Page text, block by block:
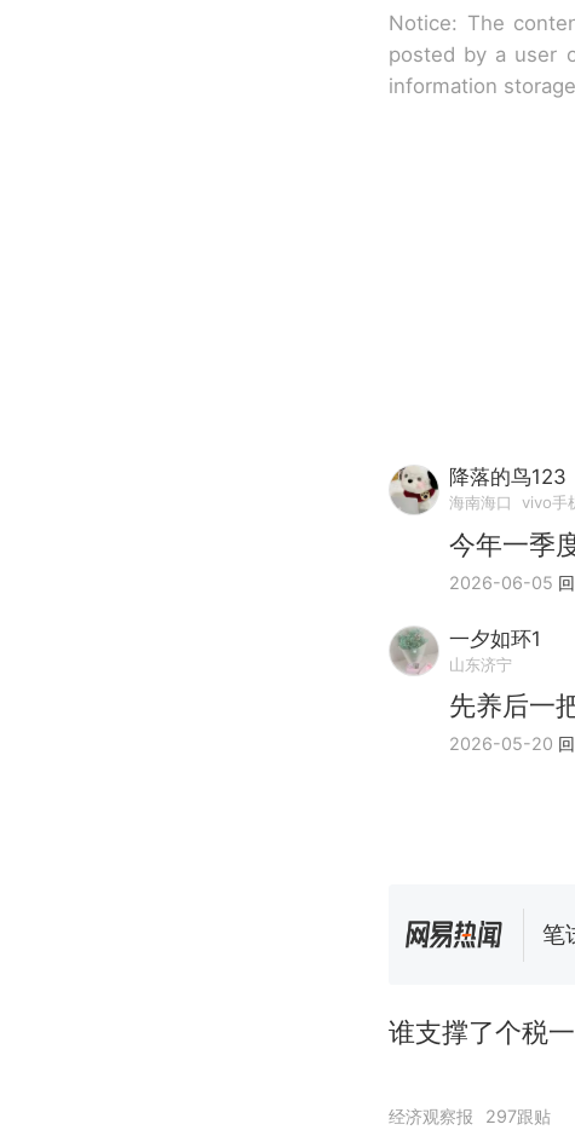
Notice: The
posted by a user
information
降落的鸟123
海南海口 vivo手
今年一季
2026-06-05
一夕如环1
山东济宁
先养后一
2026-05-20
热
应
朵
笔
方
图
谁支撑了个税
经济观察报 297跟贴